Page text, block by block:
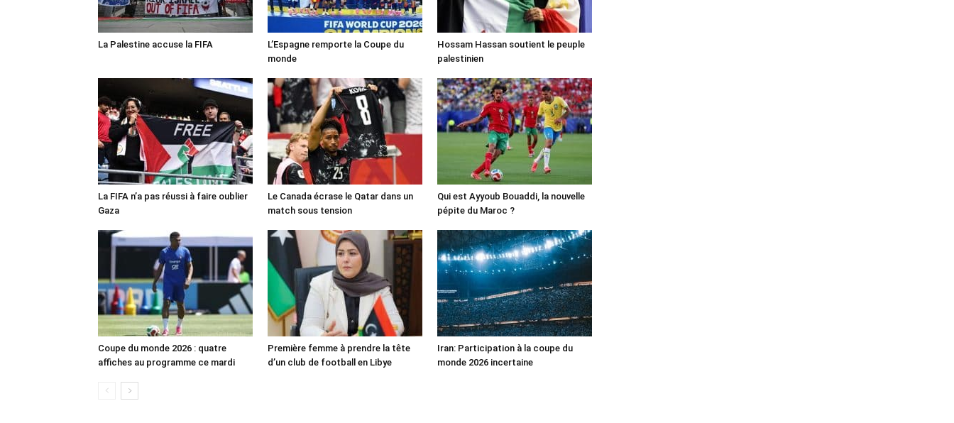
La Palestine accuse la FIFA
L’Espagne remporte la Coupe du
monde
Hossam Hassan soutient le peuple
palestinien
La FIFA n’a pas réussi à faire oublier
Gaza
Le Canada écrase le Qatar dans un
match sous tension
Qui est Ayyoub Bouaddi, la nouvelle
pépite du Maroc ?
Coupe du monde 2026 : quatre
affiches au programme ce mardi
Première femme à prendre la tête
d’un club de football en Libye
Iran: Participation à la coupe du
monde 2026 incertaine